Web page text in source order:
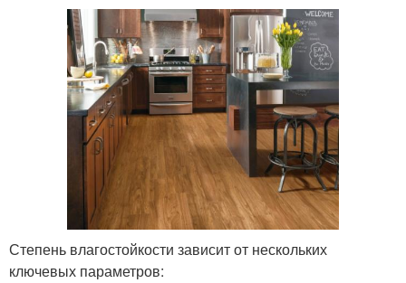
Степень влагостойкости зависит от нескольких
ключевых параметров: